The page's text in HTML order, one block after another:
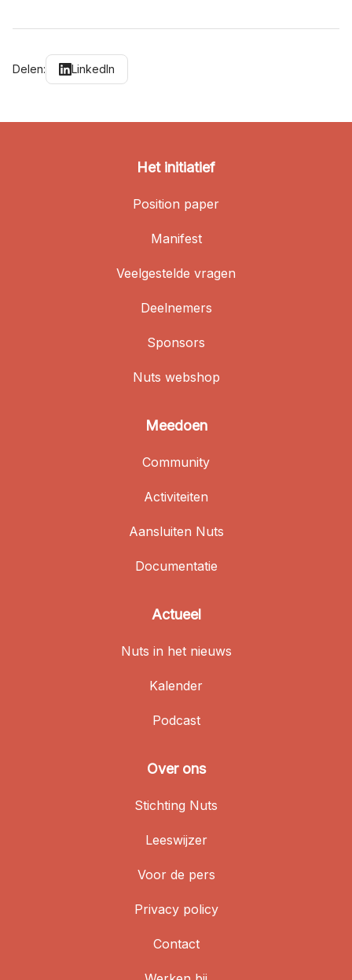
Delen: LinkedIn
Het initiatief
Position paper
Manifest
Veelgestelde vragen
Deelnemers
Sponsors
Nuts webshop
Meedoen
Community
Activiteiten
Aansluiten Nuts
Documentatie
Actueel
Nuts in het nieuws
Kalender
Podcast
Over ons
Stichting Nuts
Leeswijzer
Voor de pers
Privacy policy
Contact